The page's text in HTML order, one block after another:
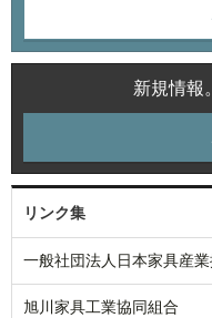
新規情報
リンク集
一般社団法人日本家具産
旭川家具工業協同組合